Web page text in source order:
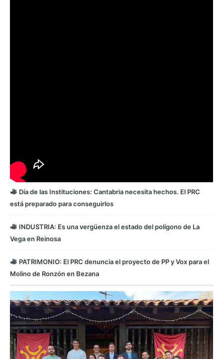
Día de las Instituciones: Cantabria necesita hechos. El PRC
está preparado para conseguirlos
INDUSTRIA: Es una vergüenza el estado del polígono de La
Vega en Reinosa
PATRIMONIO: El PRC denuncia el proyecto de PP y Vox para el
Molino de Ronzón en Bezana